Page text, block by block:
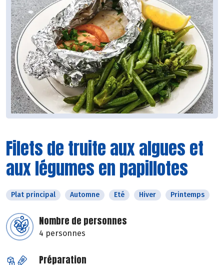
Filets de truite aux algues et
aux légumes en papillotes
Plat principal Automne Eté Hiver Printemps
Nombre de personnes
4 personnes
Préparation